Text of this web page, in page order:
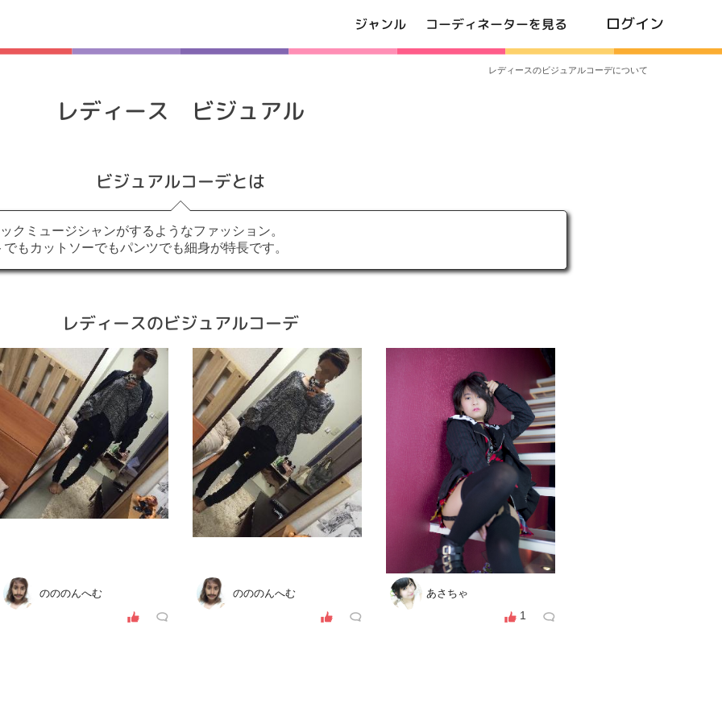
ログイン
ジャンル コーディネーターを見る
レディースのビジュアルコーデについて
レディース ビジュアル
ビジュアルコーデとは
クミュージシャンがするようなファッション。
もカットソーでもパンツでも細身が特長です。
レディースのビジュアルコーデ
のののんへむ のののんへむ あさちゃ
1